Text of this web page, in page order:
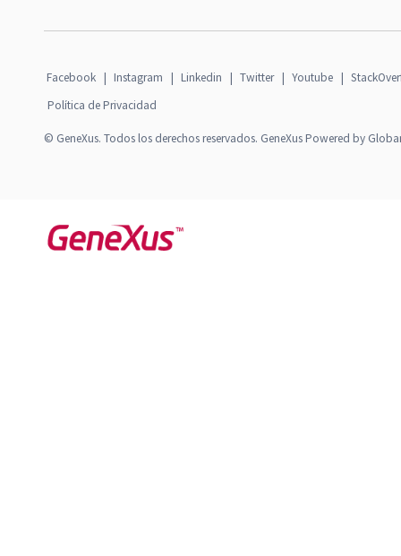
Facebook | Instagram | Linkedin | Twitter | Youtube |
Política de Privacidad
© GeneXus. Todos los derechos reservados. GeneXus Powered by